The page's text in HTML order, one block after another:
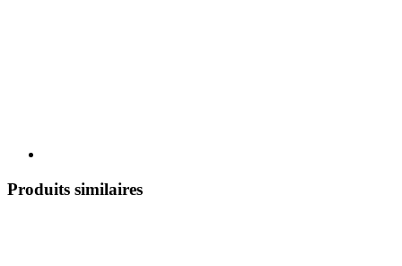
Produits similaires